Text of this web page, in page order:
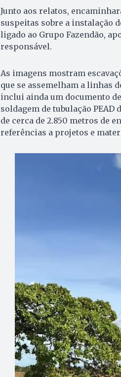
Junto aos relatos,
suspeitas sobre a instalação
ligado ao Grupo Fazendão,
responsável.
As imagens mostram
que se assemelham a linhas
inclui ainda um documento
soldagem de tubulação PEAD
de cerca de 2.850 metros de
referências a projetos e